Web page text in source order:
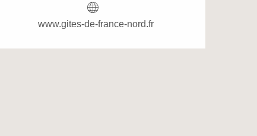
www.gites-de-france-nord.fr